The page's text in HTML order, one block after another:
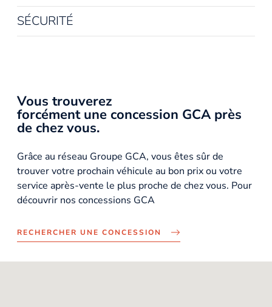
SÉCURITÉ
Vous trouverez
forcément une concession GCA près
de chez vous.
Grâce au réseau Groupe GCA, vous êtes sûr de
trouver votre prochain véhicule au bon prix ou votre
service après-vente le plus proche de chez vous. Pour
découvrir nos concessions GCA
RECHERCHER UNE CONCESSION